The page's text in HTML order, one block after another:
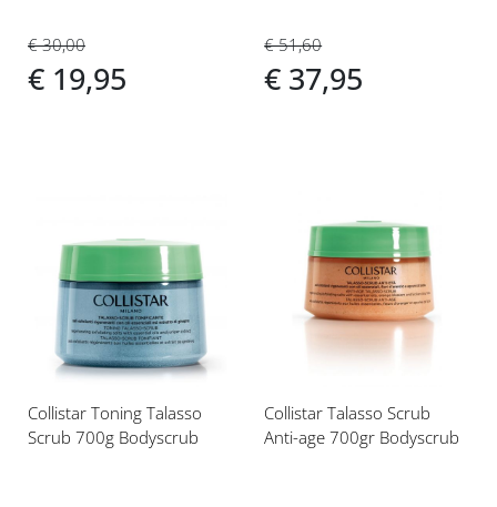
€ 30,00
€ 19,95
€ 51,60
€ 37,95
toe
aan
verlanglijst
Collistar Toning Talasso
Scrub 700g Bodyscrub
Voeg
toe
aan
verlanglijst
Collistar Talasso Scrub
Anti-age 700gr Bodyscrub